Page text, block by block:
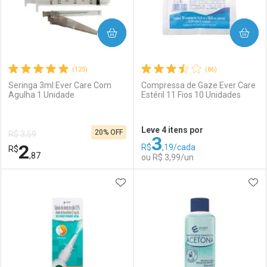
Comprar sem Desconto
Por R$ 3,59/cada
Comprar sem Desconto
Por R$ 3,59/cada
Comprar sem Desconto
Por R$ 8,47/cada
Comprar sem Desconto
Por R$ 8,47/cada
(125)
Seringa 3ml Ever Care Com
Agulha 1 Unidade
R$ 3,59
R$2,87
20% OFF
COMPRAR
Laboratório
Por Menos
(86)
Compressa de Gaze Ever Care
Estéril 11 Fios 10 Unidades
Leve 4 itens por
R$3,19/cada
ou R$ 3,99/un
COMPRAR
Laboratório
Por Menos
ADICIONAR AOS FAVORITOS